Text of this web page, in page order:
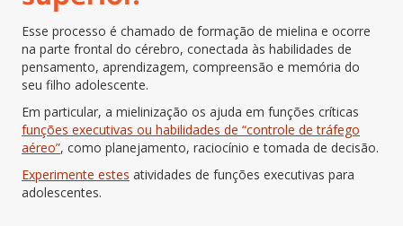
Esse processo é chamado de formação de mielina e ocorre
na parte frontal do cérebro, conectada às habilidades de
pensamento, aprendizagem, compreensão e memória do
seu filho adolescente.
Em particular, a mielinização os ajuda em funções críticas
funções executivas ou habilidades de “controle de tráfego
aéreo”, como planejamento, raciocínio e tomada de decisão.
Experimente estes atividades de funções executivas para
adolescentes.